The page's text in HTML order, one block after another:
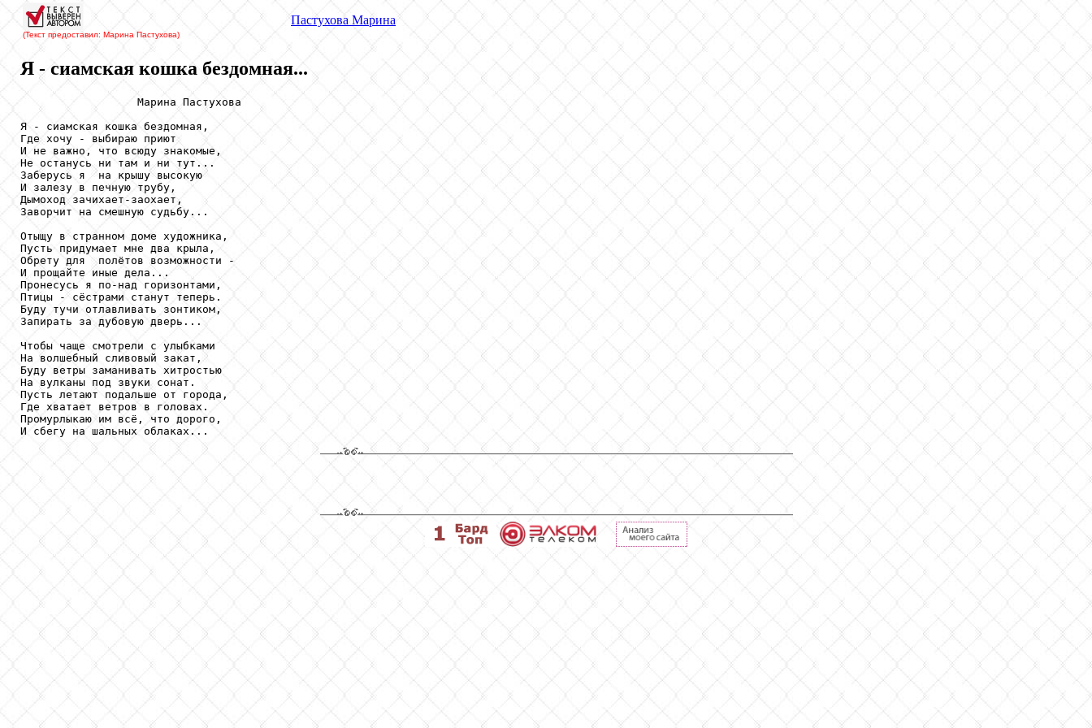
(Текст предоставил: Марина Пастухова)
Пастухова Марина
Я - сиамская кошка бездомная...
                  Марина Пастухова
Я - сиамская кошка бездомная,
Где хочу - выбираю приют
И не важно, что всюду знакомые,
Не останусь ни там и ни тут...
Заберусь я  на крышу высокую
И залезу в печную трубу,
Дымоход зачихает-заохает,
Заворчит на смешную судьбу...
Отыщу в странном доме художника,
Пусть придумает мне два крыла,
Обрету для  полётов возможности -
И прощайте иные дела...
Пронесусь я по-над горизонтами,
Птицы - сёстрами станут теперь.
Буду тучи отлавливать зонтиком,
Запирать за дубовую дверь...
Чтобы чаще смотрели с улыбками
На волшебный сливовый закат,
Буду ветры заманивать хитростью
На вулканы под звуки сонат.
Пусть летают подальше от города,
Где хватает ветров в головах.
Промурлыкаю им всё, что дорого,